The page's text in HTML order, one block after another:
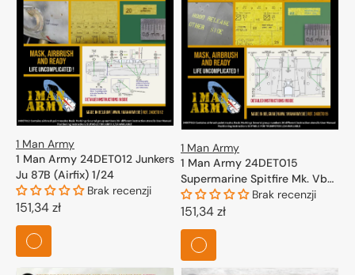
1 Man Army
1 Man Army 24DET012 Junkers
Ju 87B (Airfix) 1/24
Brak recenzji
Cena
regularna
151,34 zł
1 Man Army
1 Man Army 24DET015
Supermarine Spitfire Mk. Vb
for Trumpeter 1/24Brak recenzji
Cena
regularna
151,34 zł